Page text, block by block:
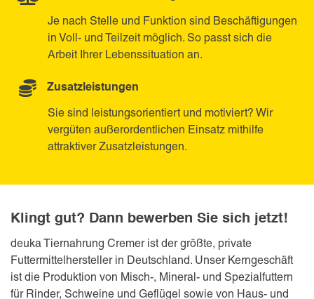
Je nach Stelle und Funktion sind Beschäftigungen
in Voll- und Teilzeit möglich. So passt sich die
Arbeit Ihrer Lebenssituation an.
Zusatzleistungen
Sie sind leistungsorientiert und motiviert? Wir
vergüten außerordentlichen Einsatz mithilfe
attraktiver Zusatzleistungen.
Klingt gut? Dann bewerben Sie sich jetzt!
deuka Tiernahrung Cremer ist der größte, private
Futtermittelhersteller in Deutschland. Unser Kerngeschäft
ist die Produktion von Misch-, Mineral- und Spezialfuttern
für Rinder, Schweine und Geflügel sowie von Haus- und